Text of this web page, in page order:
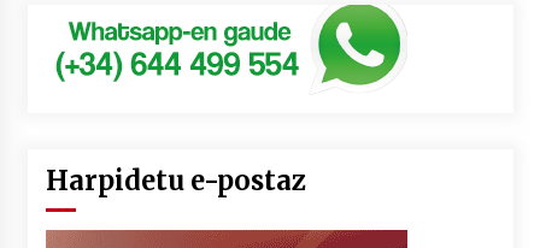
Harpidetu e-postaz